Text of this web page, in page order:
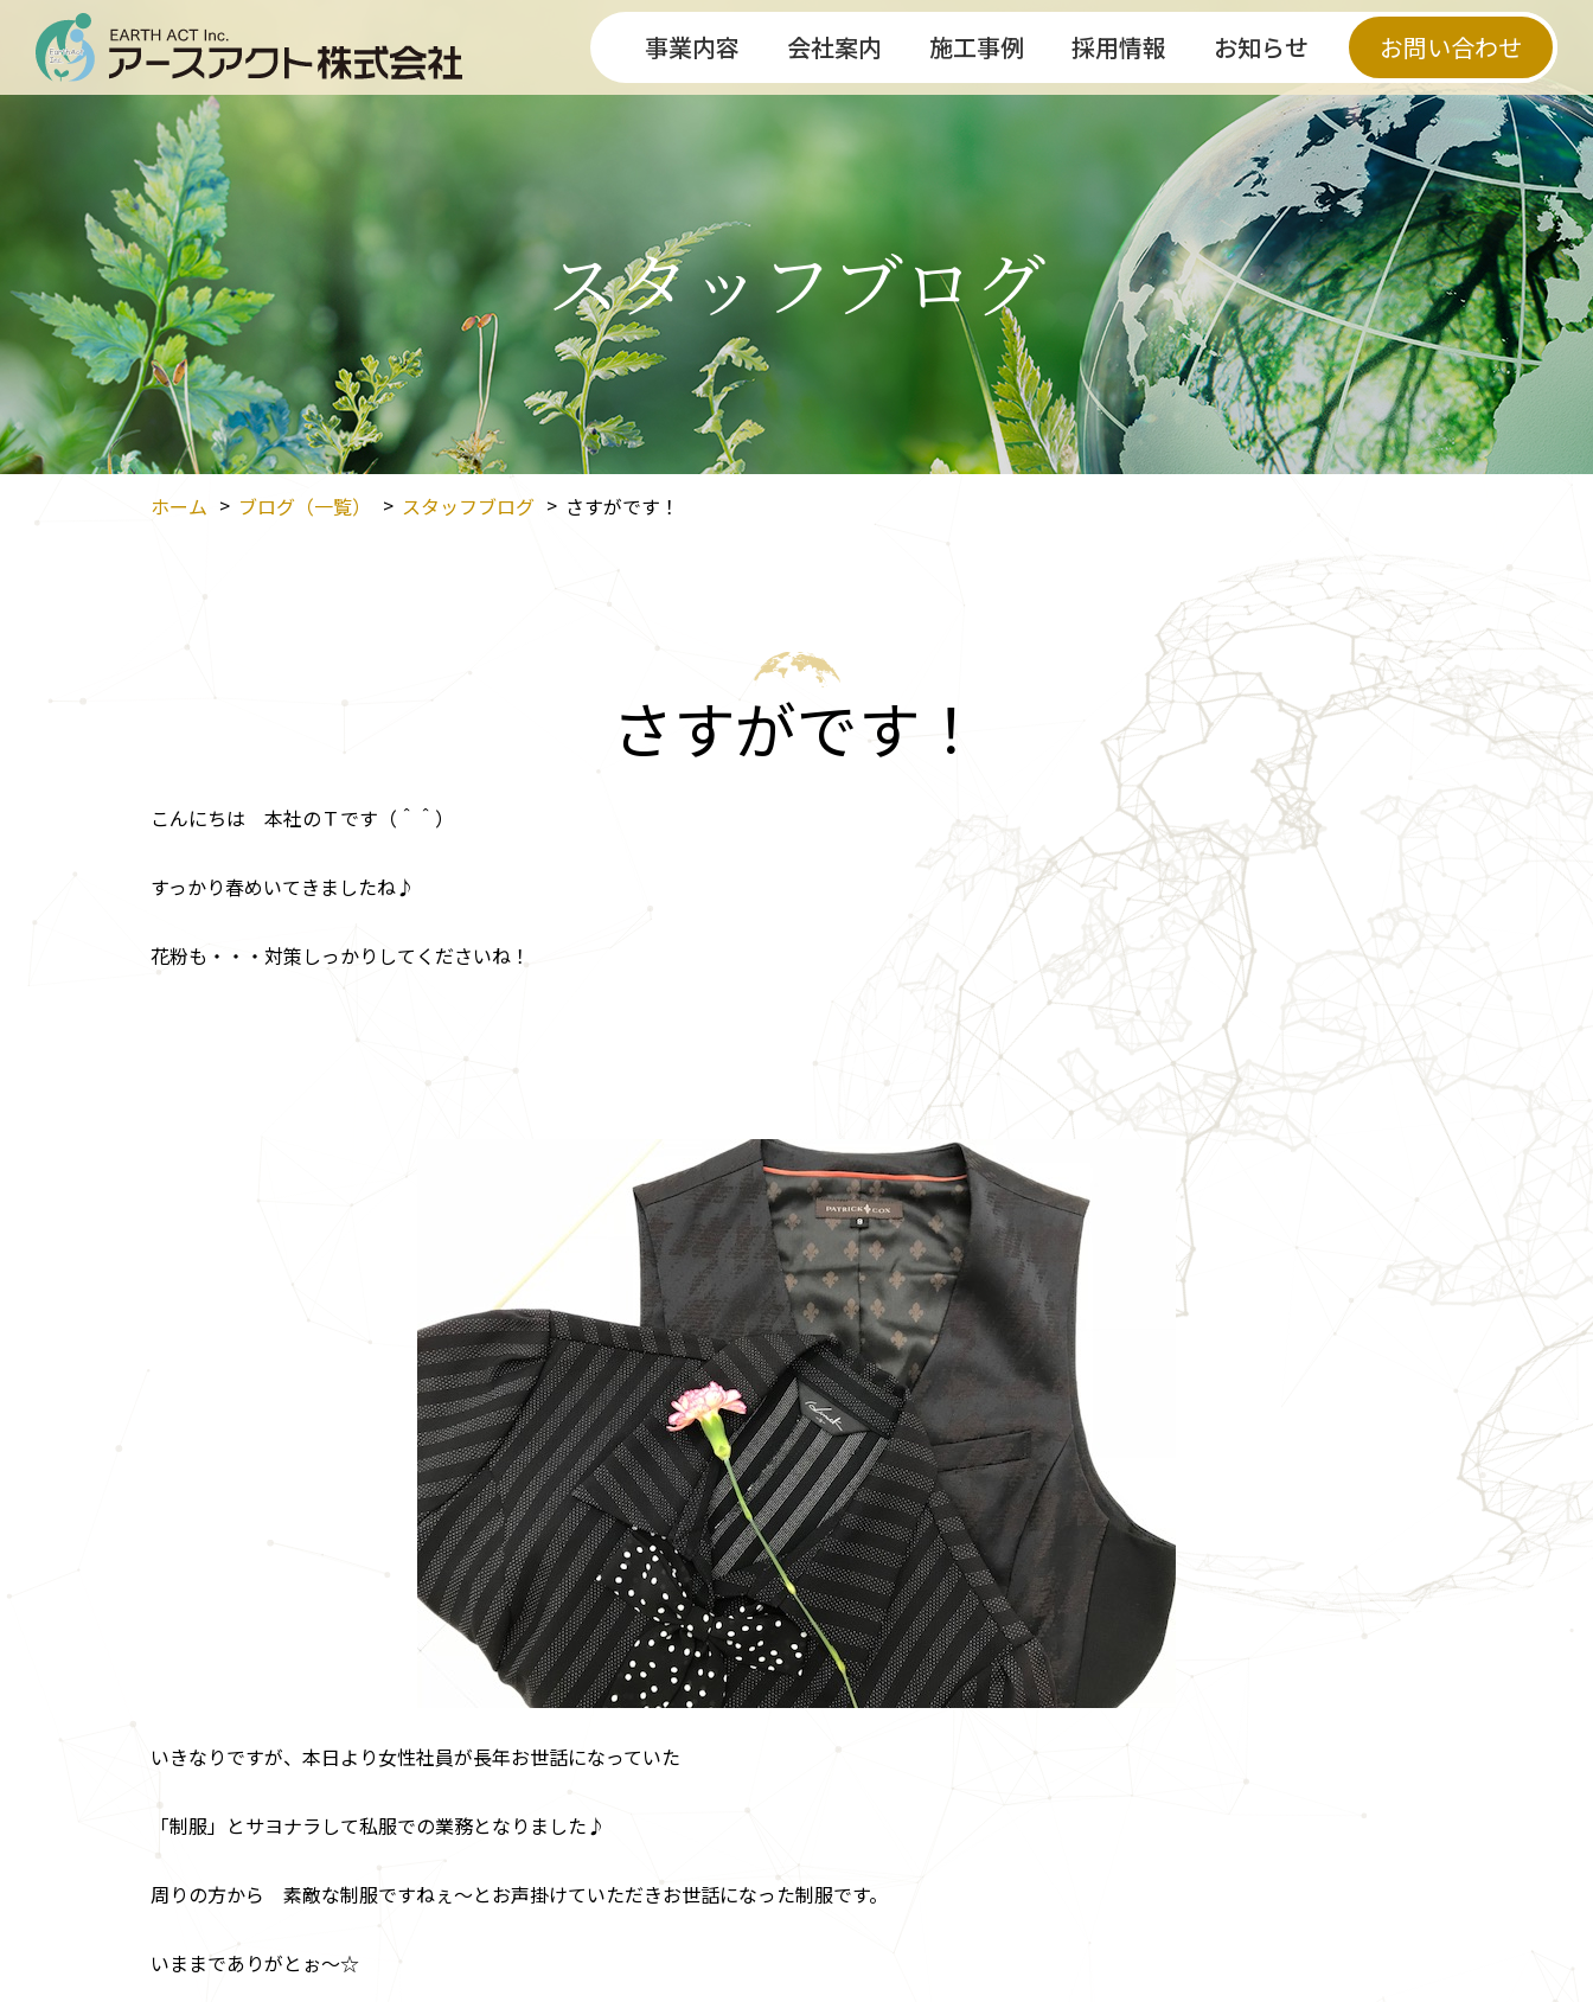
事業内容 会社案内 施工事例 採用情報 お知らせ お問い合わせ
スタッフブログ
ホーム ブログ（一覧） スタッフブログ さすがです！
さすがです！
こんにちは 本社のＴです（＾＾）
すっかり春めいてきましたね♪
花粉も・・・対策しっかりしてくださいね！
いきなりですが、本日より女性社員が長年お世話になっていた
「制服」とサヨナラして私服での業務となりました♪
周りの方から 素敵な制服ですねぇ～とお声掛けていただきお世話になった制服です。
いままでありがとぉ～☆